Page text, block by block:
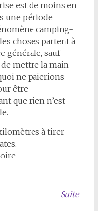
est de moins en
une période
camping-
choses partent à
générale, sauf
mettre la main
ne paierions-
être
que rien n’est
à tirer
Suite